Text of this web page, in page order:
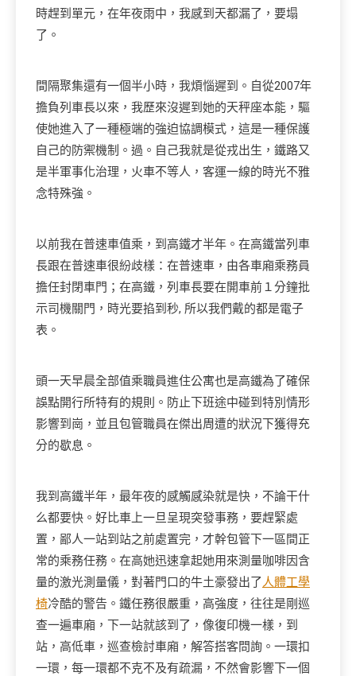
時趕到單元，在年夜雨中，我感到天都漏了，要塌
了。
間隔聚集還有一個半小時，我煩惱遲到。自從2007年
擔負列車長以來，我歷來沒遲到她的天秤座本能，驅
使她進入了一種極端的強迫協調模式，這是一種保護
自己的防禦機制。過。自己我就是從戎出生，鐵路又
是半軍事化治理，火車不等人，客運一線的時光不雅
念特殊強。
以前我在普速車值乘，到高鐵才半年。在高鐵當列車
長跟在普速車很紛歧樣：在普速車，由各車廂乘務員
擔任封閉車門；在高鐵，列車長要在開車前１分鐘批
示司機關門，時光要掐到秒, 所以我們戴的都是電子
表。
頭一天早晨全部值乘職員進住公寓也是高鐵為了確保
誤點開行所特有的規則。防止下班途中碰到特別情形
影響到崗，並且包管職員在傑出周遭的狀況下獲得充
分的歇息。
我到高鐵半年，最年夜的感觸感染就是快，不論干什
么都要快。好比車上一旦呈現突發事務，要趕緊處
置，鄙人一站到站之前處置完，才幹包管下一區間正
常的乘務任務。在高她迅速拿起她用來測量咖啡因含
量的激光測量儀，對著門口的牛土豪發出了人體工學
椅冷酷的警告。鐵任務很嚴重，高強度，往往是剛巡
查一遍車廂，下一站就該到了，像復印機一樣，到
站，高低車，巡查檢討車廂，解答搭客問詢。一環扣
一環，每一環都不克不及有疏漏，不然會影響下一個